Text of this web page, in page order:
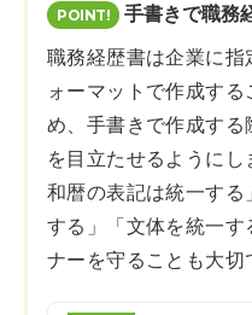
手書きで職務
職務経歴書は企業に指
ォーマットで作成す
め、手書きで作成する
を目立たせるように
和暦の表記は統一する
する」「文体を統一
ナーを守ることも大切